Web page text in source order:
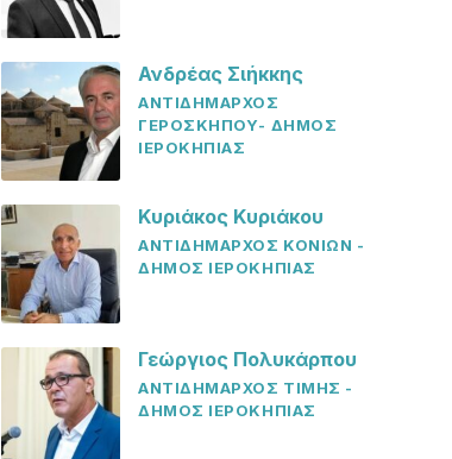
Ανδρέας Σιήκκης
ΑΝΤΙΔΗΜΑΡΧΟΣ
ΓΕΡΟΣΚΗΠΟΥ- ΔΗΜΟΣ
ΙΕΡΟΚΗΠΙΑΣ
Κυριάκος Κυριάκου
ΑΝΤΙΔΗΜΑΡΧΟΣ ΚΟΝΙΩΝ -
ΔΗΜΟΣ ΙΕΡΟΚΗΠΙΑΣ
Γεώργιος Πολυκάρπου
ΑΝΤΙΔΗΜΑΡΧΟΣ ΤΙΜΗΣ -
ΔΗΜΟΣ ΙΕΡΟΚΗΠΙΑΣ